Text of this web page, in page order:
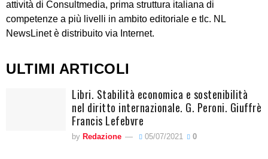
attività di Consultmedia, prima struttura italiana di
competenze a più livelli in ambito editoriale e tlc. NL
NewsLinet è distribuito via Internet.
ULTIMI ARTICOLI
Libri. Stabilità economica e sostenibilità
nel diritto internazionale. G. Peroni. Giuffrè
Francis Lefebvre
by Redazione 05/07/2021 0